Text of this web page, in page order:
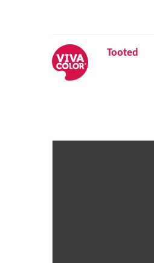
Tooted